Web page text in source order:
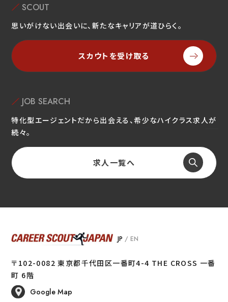
SCOUT
思いがけない出会いに、新たなキャリアが道ひらく。
スカウトを受け取る
JOB SEARCH
特化型エージェントだから出会える、希少なハイクラス求人が
続々。
求人一覧へ
JP /EN
〒102-0082 東京都千代田区一番町4-4 THE CROSS 一番
町 6階
Google Map